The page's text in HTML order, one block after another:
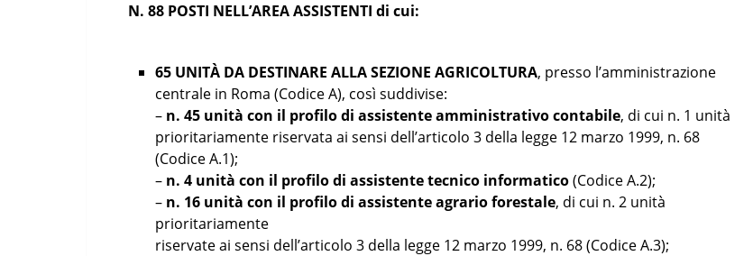
N. 88 POSTI NELL’AREA ASSISTENTI di cui:
65 UNITÀ DA DESTINARE ALLA SEZIONE AGRICOLTURA, presso l’amministrazione
centrale in Roma (Codice A), così suddivise:
– n. 45 unità con il profilo di assistente amministrativo contabile, di cui n. 1 unità
prioritariamente riservata ai sensi dell’articolo 3 della legge 12 marzo 1999, n. 68
(Codice A.1);
– n. 4 unità con il profilo di assistente tecnico informatico(Codice A.2);
– n. 16 unità con il profilo di assistente agrario forestale, di cui n. 2 unità
prioritariamente
riservate ai sensi dell’articolo 3 della legge 12 marzo 1999, n. 68 (Codice A.3);